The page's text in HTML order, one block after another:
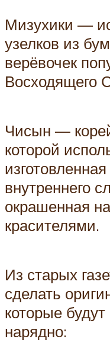
Мизухики —
узелков из
верёвочек
Восходящего
Чисын —
которой
внутреннего
окрашенная
красителями.
Из старых
сделать
которые
нарядно: